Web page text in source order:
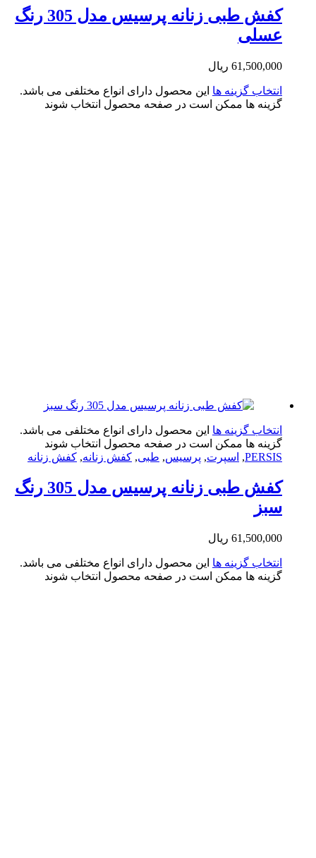
کفش طبی زنانه پرسیس مدل 305 رنگ
ریال
گزینه ها این محصول دارای انواع مختلفی می باشد.
ها ممکن است در صفحه محصول انتخاب شوند
گزینه ها این محصول دارای انواع مختلفی می باشد.
ها ممکن است در صفحه محصول انتخاب شوند
اسپرت,پرسیس, طبی,کفش زنانه,کفش زنانه
کفش طبی زنانه پرسیس مدل 305 رنگ
ریال
گزینه ها این محصول دارای انواع مختلفی می باشد.
ها ممکن است در صفحه محصول انتخاب شوند